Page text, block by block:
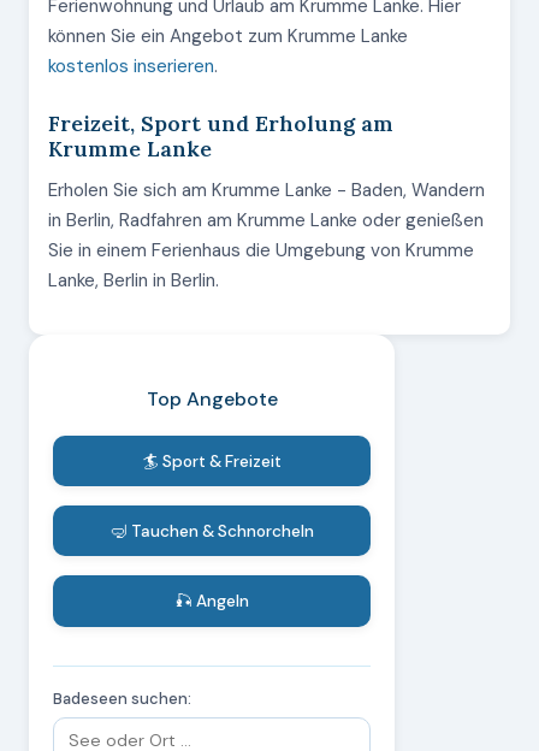
Ferienwohnung und Urlaub am Krumme Lanke. Hier
können Sie ein Angebot zum Krumme Lanke
kostenlos inserieren.
Freizeit, Sport und Erholung am
Krumme Lanke
Erholen Sie sich am Krumme Lanke - Baden, Wandern
in Berlin, Radfahren am Krumme Lanke oder genießen
Sie in einem Ferienhaus die Umgebung von Krumme
Lanke, Berlin in Berlin.
Top Angebote
🏄 Sport & Freizeit
🤿 Tauchen & Schnorcheln
🎣 Angeln
Badeseen suchen: